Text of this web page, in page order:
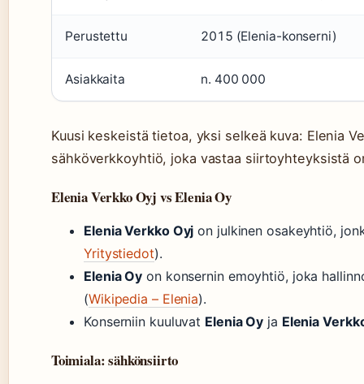
Perustettu 2015 (Elenia-konserni)
Asiakkaita n. 400 000
Kuusi keskeistä tietoa, yksi selkeä kuva: Elenia
sähköverkkoyhtiö, joka vastaa siirtoyhteyksistä
Elenia Verkko Oyj vs Elenia Oy
Elenia Verkko Oyj on julkinen osakeyhtiö,
Yritystiedot).
Elenia Oy on konsernin emoyhtiö, joka
(Wikipedia – Elenia).
Konserniin kuuluvat Elenia Oy ja Elenia
Toimiala: sähkönsiirto